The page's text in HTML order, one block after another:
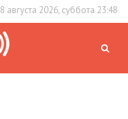
8 августа 2026, суббота 23:48